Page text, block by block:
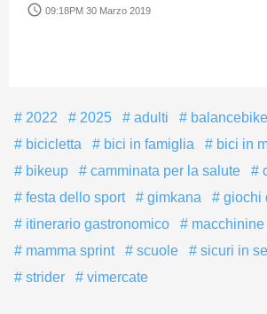
access_time 09:18PM 30 Marzo 2019
2022 2025 adulti balancebike
bicicletta
bici in famiglia
bici in
bikeup
camminata per la salute
festa dello sport
gimkana
giochi
itinerario gastronomico
mamma sprint
scuole sicuri in
strider
vimercate